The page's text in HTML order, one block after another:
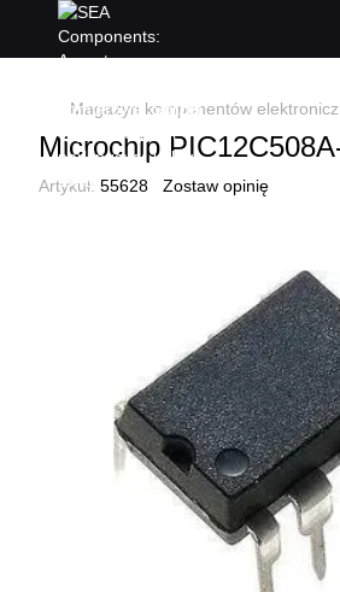
Magazyn komponentów
Microchip
Artykuł: 55628 Zostaw opinię